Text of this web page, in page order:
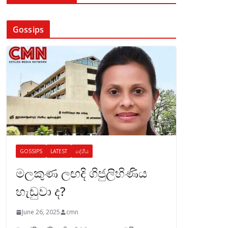
Gossips
GOSSIPS LATEST දේශීය
මලකුණ ලඟදි ගිජුලිහිණිය
හැඬුවා ද?
June 26, 2025 cmn